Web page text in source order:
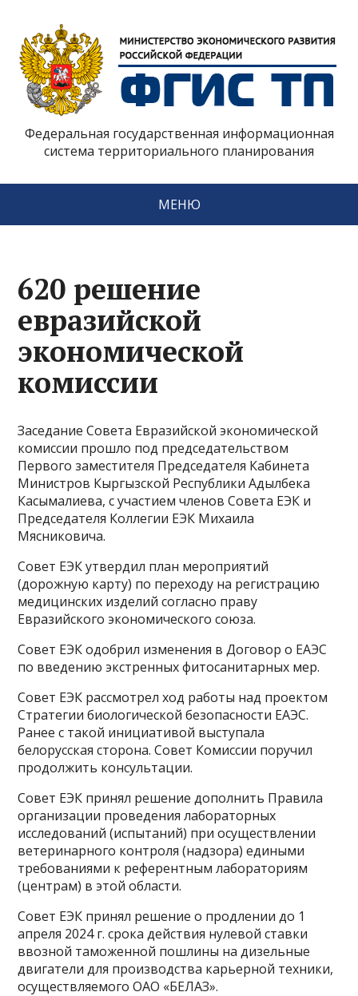
Федеральная государственная информационная
система территориального планирования
МЕНЮ
620 решение
евразийской
экономической
комиссии
Заседание Совета Евразийской экономической
комиссии прошло под председательством
Первого заместителя Председателя Кабинета
Министров Кыргызской Республики Адылбека
Касымалиева, с участием членов Совета ЕЭК и
Председателя Коллегии ЕЭК Михаила
Мясниковича.
Совет ЕЭК утвердил план мероприятий
(дорожную карту) по переходу на регистрацию
медицинских изделий согласно праву
Евразийского экономического союза.
Совет ЕЭК одобрил изменения в Договор о ЕАЭС
по введению экстренных фитосанитарных мер.
Совет ЕЭК рассмотрел ход работы над проектом
Стратегии биологической безопасности ЕАЭС.
Ранее с такой инициативой выступала
белорусская сторона. Совет Комиссии поручил
продолжить консультации.
Совет ЕЭК принял решение дополнить Правила
организации проведения лабораторных
исследований (испытаний) при осуществлении
ветеринарного контроля (надзора) едиными
требованиями к референтным лабораториям
(центрам) в этой области.
Совет ЕЭК принял решение о продлении до 1
апреля 2024 г. срока действия нулевой ставки
ввозной таможенной пошлины на дизельные
двигатели для производства карьерной техники,
осуществляемого ОАО «БЕЛАЗ».